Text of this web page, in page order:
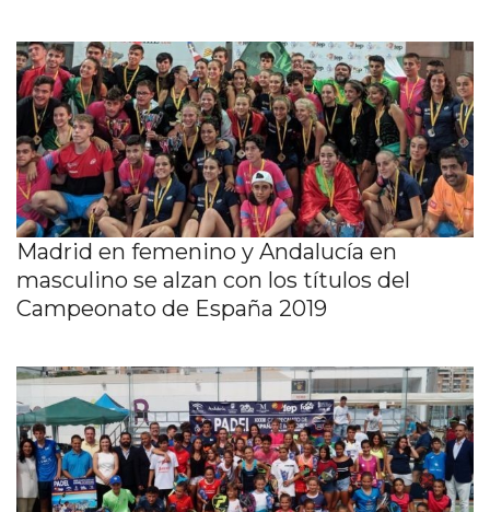
Madrid en femenino y Andalucía en
masculino se alzan con los títulos del
Campeonato de España 2019